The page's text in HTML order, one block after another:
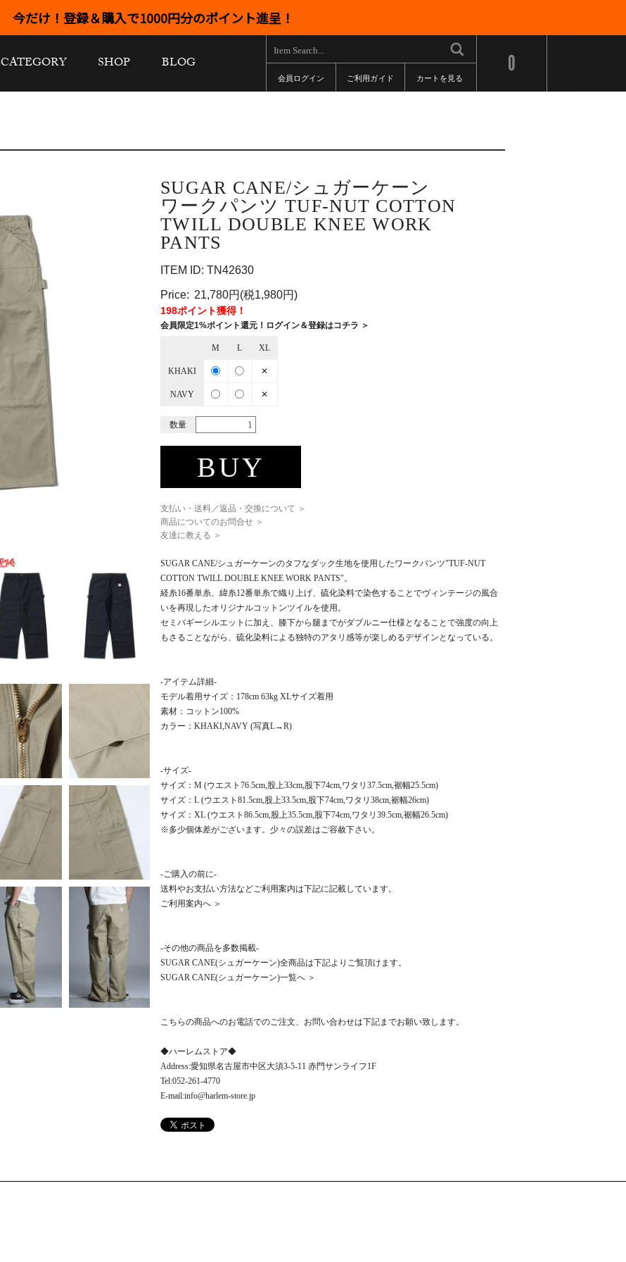
今だけ！登録＆購入で1000円分のポイント進呈！
CATEGORY SHOP BLOG 0
会員ログイン ご利用ガイド カートを見る
SUGAR CANE/シュガーケーン
ワークパンツ TUF-NUT COTTON
TWILL DOUBLE KNEE WORK
PANTS
ITEM ID: TN42630
Price: 21,780円(税1,980円)
198ポイント獲得！
会員限定1%ポイント還元！ログイン＆登録はコチラ ＞
M L XL
KHAKI ✕
NAVY ✕
数量
BUY
支払い・送料／返品・交換について ＞
商品についてのお問合せ ＞
友達に教える ＞
SUGAR CANE/シュガーケーンのタフなダック生地を使用したワークパンツ"TUF-NUT
COTTON TWILL DOUBLE KNEE WORK PANTS"。
経糸16番単糸、緯糸12番単糸で織り上げ、硫化染料で染色することでヴィンテージの風合
いを再現したオリジナルコットンツイルを使用。
セミバギーシルエットに加え、膝下から腿までがダブルニー仕様となることで強度の向上
もさることながら、硫化染料による独特のアタリ感等が楽しめるデザインとなっている。
-アイテム詳細-
モデル着用サイズ：178cm 63kg XLサイズ着用
素材：コットン100%
カラー：KHAKI,NAVY (写真L→R)
-サイズ-
サイズ：M (ウエスト76.5cm,股上33cm,股下74cm,ワタリ37.5cm,裾幅25.5cm)
サイズ：L (ウエスト81.5cm,股上33.5cm,股下74cm,ワタリ38cm,裾幅26cm)
サイズ：XL (ウエスト86.5cm,股上35.5cm,股下74cm,ワタリ39.5cm,裾幅26.5cm)
※多少個体差がございます。少々の誤差はご容赦下さい。
-ご購入の前に-
送料やお支払い方法などご利用案内は下記に記載しています。
ご利用案内へ ＞
-その他の商品を多数掲載-
SUGAR CANE(シュガーケーン)全商品は下記よりご覧頂けます。
SUGAR CANE(シュガーケーン)一覧へ ＞
こちらの商品へのお電話でのご注文、お問い合わせは下記までお願い致します。
◆ハーレムストア◆
Address:愛知県名古屋市中区大須3-5-11 赤門サンライフ1F
Tel:052-261-4770
E-mail:info@harlem-store.jp